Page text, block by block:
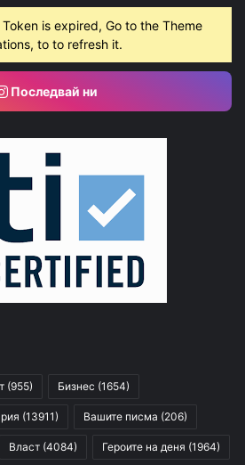
is expired, Go to the Theme
to to refresh it.
Последвай ни
(955) Бизнес (1654)
(13911) Вашите писма (206)
Власт (4084) Героите на деня (1964)